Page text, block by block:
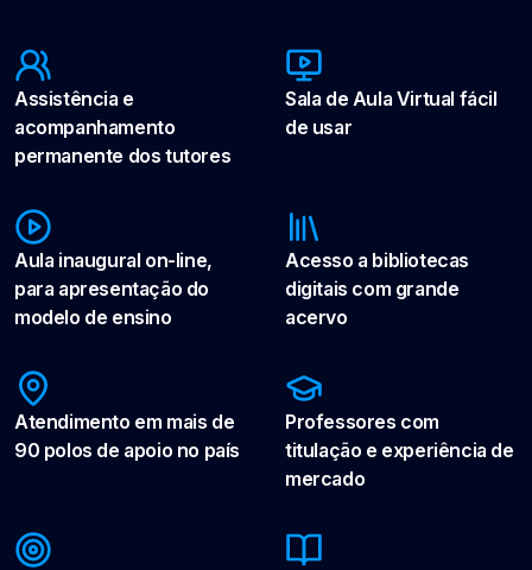
Assistência e
acompanhamento
permanente dos tutores
Sala de Aula Virtual fácil
de usar
Aula inaugural on-line,
para apresentação do
modelo de ensino
Acesso a bibliotecas
digitais com grande
acervo
Atendimento em mais de
90 polos de apoio no país
Professores com
titulação e experiência de
mercado